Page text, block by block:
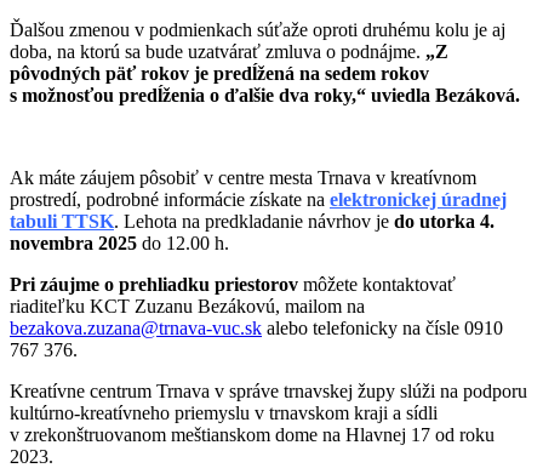
Ďalšou zmenou v podmienkach súťaže oproti druhému kolu je aj
doba, na ktorú sa bude uzatvárať zmluva o podnájme. „Z
pôvodných päť rokov je predĺžená na sedem rokov
s možnosťou predĺženia o ďalšie dva roky,“ uviedla Bezáková.
Ak máte záujem pôsobiť v centre mesta Trnava v kreatívnom
prostredí, podrobné informácie získate na elektronickej úradnej
tabuli TTSK. Lehota na predkladanie návrhov je do utorka 4.
novembra 2025 do 12.00 h.
Pri záujme o prehliadku priestorov môžete kontaktovať
riaditeľku KCT Zuzanu Bezákovú, mailom na
bezakova.zuzana@trnava-vuc.sk alebo telefonicky na čísle 0910
767 376.
Kreatívne centrum Trnava v správe trnavskej župy slúži na podporu
kultúrno-kreatívneho priemyslu v trnavskom kraji a sídli
v zrekonštruovanom meštianskom dome na Hlavnej 17 od roku
2023.